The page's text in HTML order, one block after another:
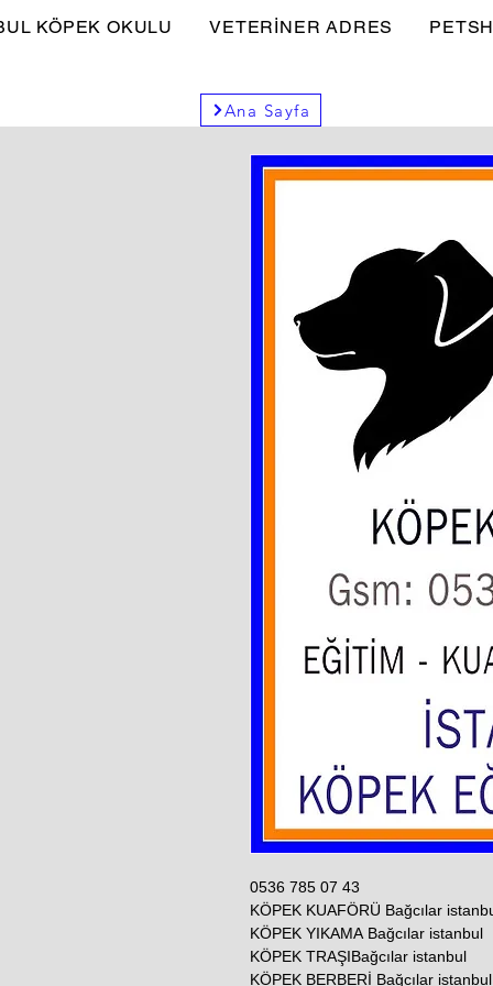
KÖPEK OKULU VETERİNER ADRES
Ana Sayfa
0536 785 07 43
KÖPEK KUAFÖRÜ Bağcılar
KÖPEK YIKAMA Bağcılar istanbul
KÖPEK TRAŞIBağcılar istanbul
KÖPEK BERBERİ Bağcılar istanbul